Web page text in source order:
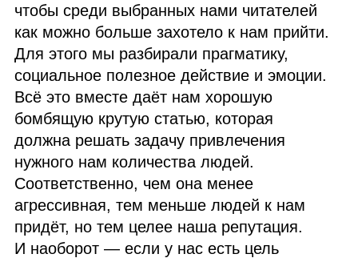
чтобы среди выбранных нами читателей
как можно больше захотело к нам прийти.
Для этого мы разбирали прагматику,
социальное полезное действие и эмоции.
Всё это вместе даёт нам хорошую
бомбящую крутую статью, которая
должна решать задачу привлечения
нужного нам количества людей.
Соответственно, чем она менее
агрессивная, тем меньше людей к нам
придёт, но тем целее наша репутация.
И наоборот — если у нас есть цель